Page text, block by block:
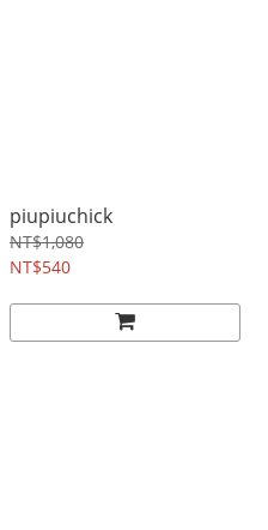
piupiuchick
NT$1,080
NT$540